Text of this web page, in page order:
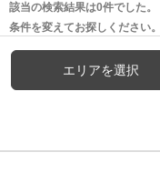
該当の検索結果は0件でした。
条件を変えてお探しください。
エリアを選択